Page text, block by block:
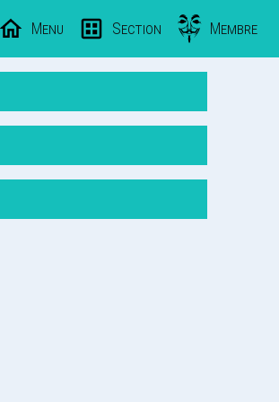
Menu Section Membre